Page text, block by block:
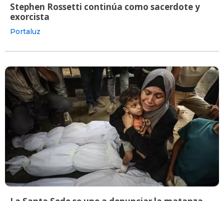
Stephen Rossetti continúa como sacerdote y
exorcista
Portaluz